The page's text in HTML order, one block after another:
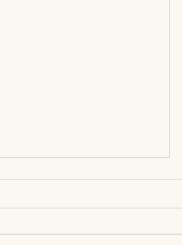
à Gosselies : cuisine
belge situé Rue